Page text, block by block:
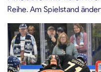
Reihe. Am Spielstand